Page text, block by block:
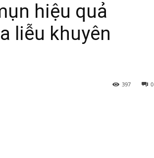
hiệu quả
liễu khuyên
0
397